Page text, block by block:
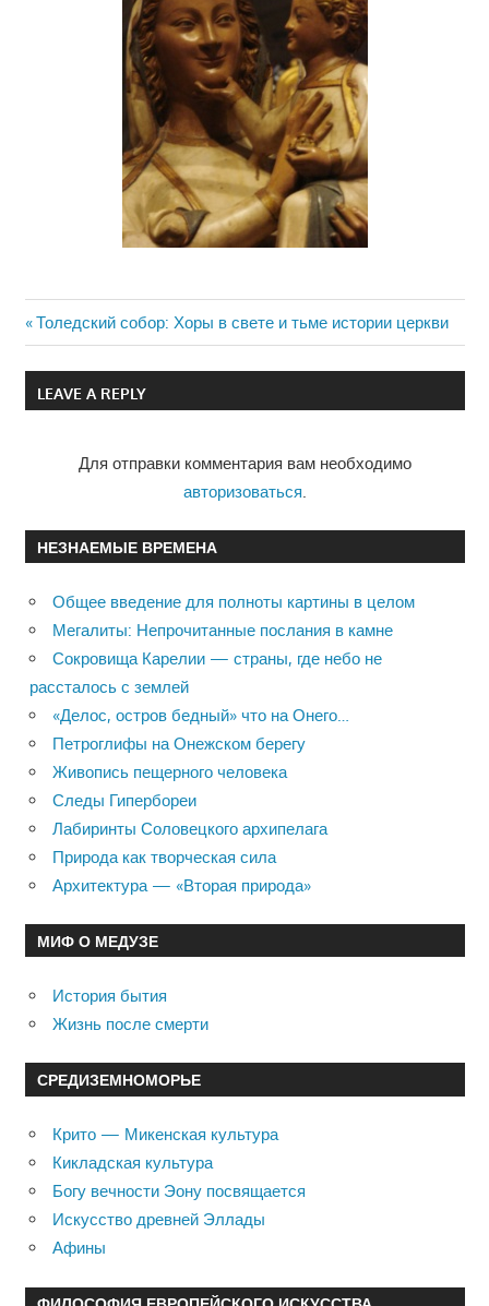
Навигация
по
Previous
Post:
Толедский собор: Хоры в свете и тьме истории церкви
LEAVE A REPLY
Для отправки комментария вам необходимо
авторизоваться
НЕЗНАЕМЫЕ ВРЕМЕНА
Общее введение для полноты картины в целом
Мегалиты: Непрочитанные послания в камне
Сокровища Карелии — страны, где небо не
рассталось с землей
«Делос, остров бедный» что на Онего…
Петроглифы на Онежском берегу
Живопись пещерного человека
Следы Гипербореи
Лабиринты Соловецкого архипелага
Природа как творческая сила
Архитектура — «Вторая природа»
МИФ О МЕДУЗЕ
История бытия
Жизнь после смерти
СРЕДИЗЕМНОМОРЬЕ
Крито — Микенская культура
Кикладская культура
Богу вечности Эону посвящается
Искусство древней Эллады
Афины